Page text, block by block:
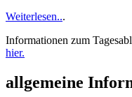
Weiterlesen...
Informationen zum
hier.
allgemeine